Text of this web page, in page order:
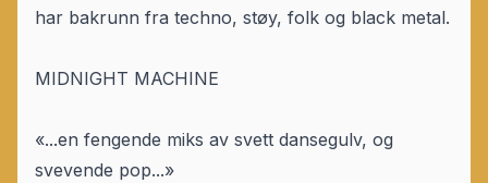
har bakrunn fra techno, støy, folk og black metal.
MIDNIGHT MACHINE
«...en fengende miks av svett dansegulv, og
svevende pop...»